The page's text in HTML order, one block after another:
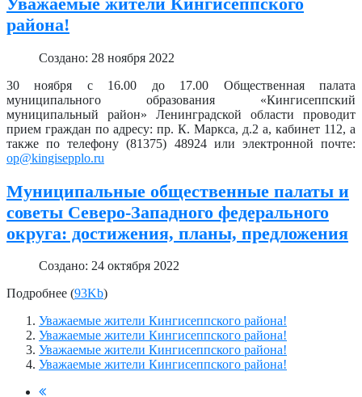
района!
Создано: 28 ноября 2022
30 ноября с 16.00 до 17.00 Общественная палата
муниципального образования «Кингисеппский
муниципальный район» Ленинградской области проводит
прием граждан по адресу: пр. К. Маркса, д.2 а, кабинет 112, а
также по телефону (81375) 48924 или электронной почте:
op@kingisepplo.ru
Муниципальные общественные палаты и
советы Северо-Западного федерального
округа: достижения, планы, предложения
Создано: 24 октября 2022
Подробнее (93Kb)
Уважаемые жители Кингисеппского района!
Уважаемые жители Кингисеппского района!
Уважаемые жители Кингисеппского района!
Уважаемые жители Кингисеппского района!